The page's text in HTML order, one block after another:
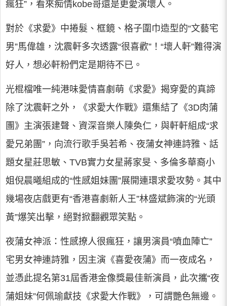
瘋狂”，看來痴情kobe哥還是更愛演壞人。
對於《求愛》中捲髮、框鏡、格子圍巾造型的“文藝宅
男”馬偉雄，沈震軒多次透露“很喜歡”！“壞人軒”難得演
好人，想必軒粉們定是期待不已。
光棍檔唯一純港味愛情喜劇萌《求愛》揭穿愛的真諦
除了沈震軒之外，《求愛大作戰》還集結了《3D肉蒲
團》主演張建聲、資深音樂人陳奐仁，與軒軒組成“求
愛兄弟團”，向流行歌手吳若希、夜蒲女神連詩雅、話
題女星莊思敏、TVB實力女星蔣家旻、多倫多華裔小
姐倪晨曦組成的“性感姐妹團”展開連環求愛攻勢。其中
幾場夜店戲更有“香港喜劇新人王”林盛斌飾演的“光頭
黃”爆笑出擊，絕對掀翻觀眾笑點。
夜蒲女神派：性感撩人很瘋狂，讓男演員“噴血陣亡”
宅男女神連詩雅，因主演《喜愛夜蒲》而一夜成名，
並憑此提名第31屆香港金像獎最佳新演員，此次攜“夜
蒲姐妹”何佩瑜獻技《求愛大作戰》，可謂艷色無邊。